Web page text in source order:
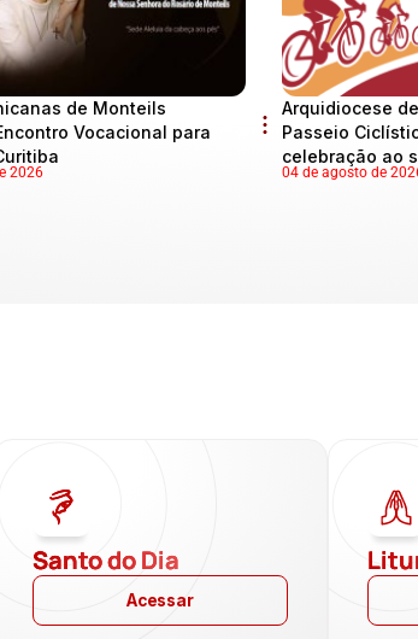
de Monteils
Vocacional para
2026
Arquidiocese
Passeio
celebração ao
04 de agosto de
Santo do Dia
Acessar